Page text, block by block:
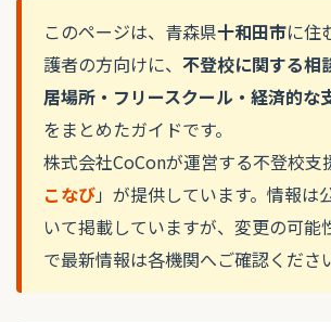
このページは、青森県十和田市に住
護者の方向けに、 不登校に関する相
居場所・フリースクール・経済的な
をまとめたガイドです。
株式会社CoConが運営する不登校支
こなび」が提供しています。情報は
いて掲載していますが、変更の可能
で最新情報は各機関へご確認くださ